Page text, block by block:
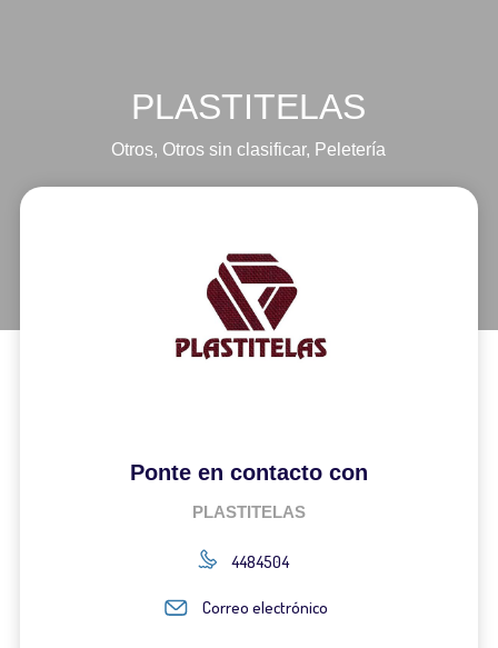
PLASTITELAS
Otros, Otros sin clasificar, Peletería
Ponte en contacto con
PLASTITELAS
4484504
Correo electrónico